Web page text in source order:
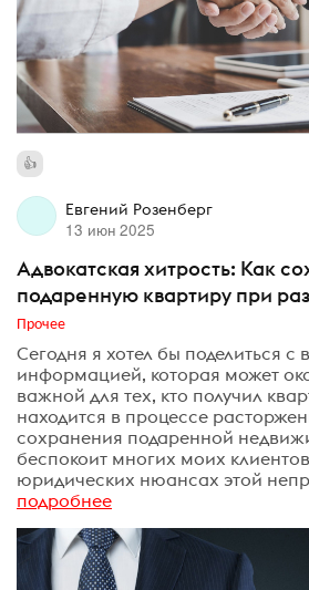
Евгений Розенберг
13 июн 2025
Адвокатская хитрость: Как
подаренную квартиру при
Прочее
Сегодня я хотел бы поделиться
информацией, которая может
важной для тех, кто получил
находится в процессе
сохранения подаренной
беспокоит многих моих
юридических нюансах этой
подробнее